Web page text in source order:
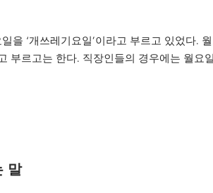
을 ‘개쓰레기요일’이라고 부르고 있었다.
부르고는 한다. 직장인들의 경우에는 월요
말